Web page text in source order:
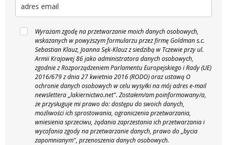
Wyrażam zgodę na przetwarzanie moich danych osobowych,
wskazanych w powyższym formularzu przez firmę Goldman s.c.
Sebastian Klauz, Joanna Sęk-Klauz z siedzibą w Tczewie przy ul.
Armii Krajowej 86 jako administratora danych osobowych,
zgodnie z Rozporządzeniem Parlamentu Europejskiego i Rady (UE)
2016/679 z dnia 27 kwietnia 2016 (RODO) oraz ustawą O
ochronie danych osobowych w celu wysyłki na mój adres e-mail
newslettera „lakiernictwo.net". Zostałem/am poinformowany/a,
że przysługuje mi prawo do: dostępu do swoich danych,
możliwości ich sprostowania, ograniczenia przetwarzania,
wniesienia sprzeciwu, żądania zaprzestania ich przetwarzania i
wycofania zgody na przetwarzanie danych, prawo do „bycia
zapomnianym", przenoszenia danych osobowych.